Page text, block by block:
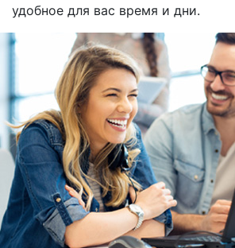
удобное для вас время и дни.